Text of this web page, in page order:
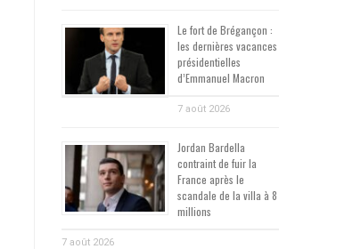
Le fort de Brégançon :
les dernières vacances
présidentielles
d’Emmanuel Macron
7 août 2026
Jordan Bardella
contraint de fuir la
France après le
scandale de la villa à 8
millions
7 août 2026